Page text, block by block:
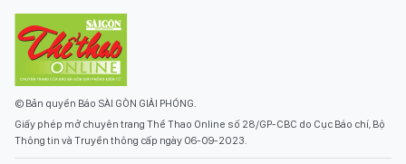
© Bản quyền Báo SÀI GÒN GIẢI PHÓNG.
Giấy phép mở chuyên trang Thể Thao Online số 28/GP-CBC do Cục Báo chí, Bộ
Thông tin và Truyền thông cấp ngày 06-09-2023.